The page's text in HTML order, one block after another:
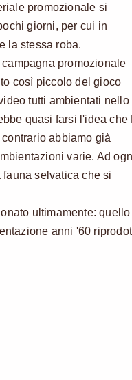
promozionale si
giorni, per cui in
la stessa roba.
promozionale
così piccolo del gioco
tutti ambientati nello
quasi farsi l'idea che
abbiamo già
varie. Ad
selvatica che si
ultimamente: quello
anni '60